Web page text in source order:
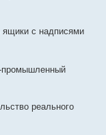
ящики с надписями
промышленный
реального